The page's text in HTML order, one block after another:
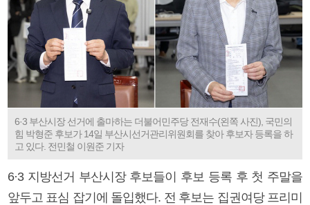
6·3 부산시장 선거에 출마하는 더불어민주당 전재수(왼쪽 사진), 국민의
힘 박형준 후보가 14일 부산시선거관리위원회를 찾아 후보자 등록을 하
고 있다. 전민철 이원준 기자
6·3 지방선거 부산시장 후보들이 후보 등록 후 첫 주말을
앞두고 표심 잡기에 돌입했다. 전 후보는 집권여당 프리미